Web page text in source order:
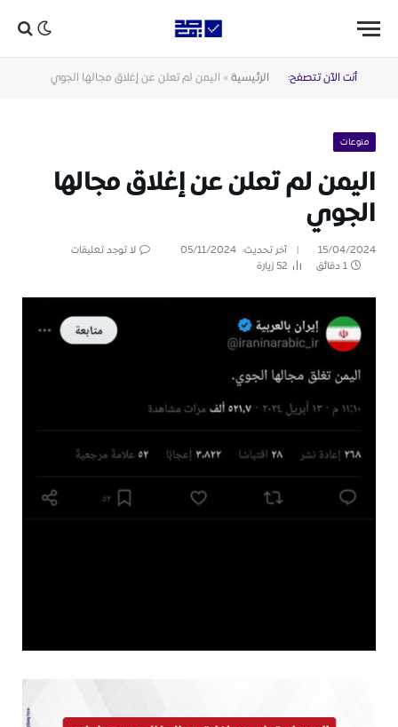
أنت الآن تتصفح: الرئيسية » اليمن لم تعلن عن إغلاق مجالها الجوي
منوعات
اليمن لم تعلن عن إغلاق مجالها
الجوي
15/04/2024 آخر تحديث: 05/11/2024
لا توجد تعليقات
1 دقائق
52زيارة